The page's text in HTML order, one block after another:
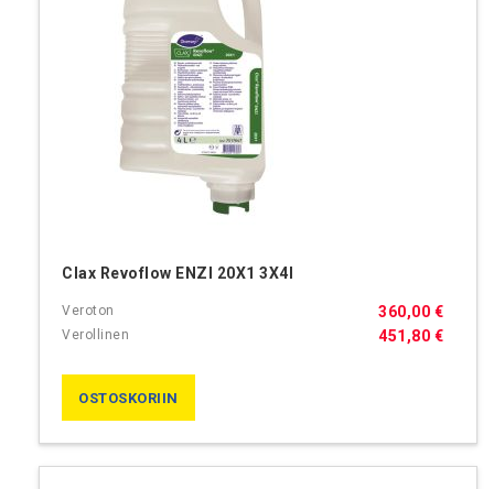
Clax Revoflow ENZI 20X1 3X4l
451,80 €
360,00 €
OSTOSKORIIN